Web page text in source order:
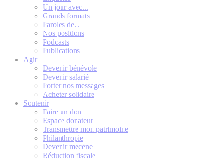
Un jour avec...
Grands formats
Paroles de...
Nos positions
Podcasts
Publications
Agir
Devenir bénévole
Devenir salarié
Porter nos messages
Acheter solidaire
Soutenir
Faire un don
Espace donateur
Transmettre mon patrimoine
Philanthropie
Devenir mécène
Réduction fiscale